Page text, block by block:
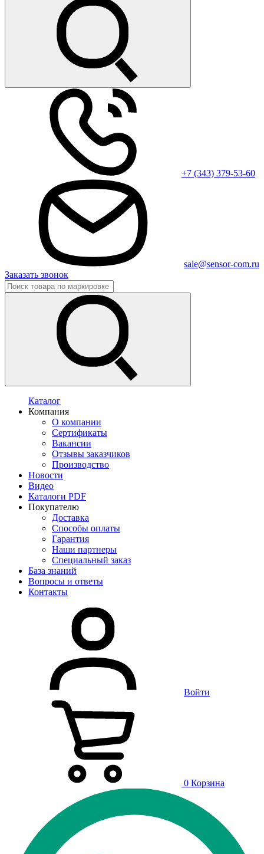
+7 (343) 379-53-60
sale@sensor-com.ru
Заказать звонок
Каталог
Компания
О компании
Сертификаты
Вакансии
Отзывы заказчиков
Производство
Новости
Видео
Каталоги PDF
Покупателю
Доставка
Способы оплаты
Гарантия
Наши партнеры
Специальный заказ
База знаний
Вопросы и ответы
Контакты
Войти
0 Корзина